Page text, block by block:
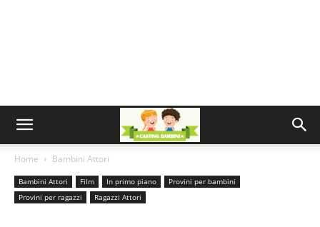
Home Bambini Attori
Bambini Attori Film In primo piano
Provini per bambini
Provini per ragazzi
Ragazzi Attori